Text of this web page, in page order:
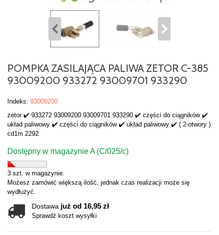
POMPKA ZASILAJĄCA PALIWA ZETOR C-385
93009200 933272 93009701 933290
Indeks: 93009200 .
zetor ✔️ 933272 93009200 93009701 933290 ✔️ części do ciągników ✔️
układ paliwowy ✔️ części do ciągników ✔️ układ paliwowy ✔️ ( 2-otwory )
cd1m 2292
Dostępny w magazynie A (C/025/c)
3 szt. w magazynie.
Możesz zamówić większą ilość, jednak czas realizacji może się
wydłużyć.
Dostawa już od 16,95 zł
Sprawdź koszt wysyłki